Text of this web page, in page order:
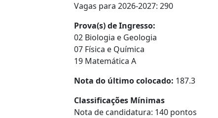
Vagas para 2026-2027: 290
Prova(s) de Ingresso:
02 Biologia e Geologia
07 Física e Química
19 Matemática A
Nota do último colocado: 187.3
Classificações Mínimas
Nota de candidatura: 140 pontos